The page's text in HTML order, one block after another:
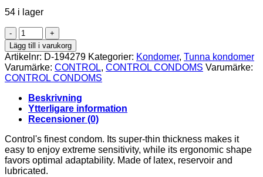
54 i lager
CONTROL
-
FINISSIMO
CONDOMS
12
UNITS
mängd
Lägg till i varukorg
Artikelnr: D-194279 Kategorier: Kondomer, Tunna kondomer
Varumärke: CONTROL, CONTROL CONDOMS Varumärke:
CONTROL CONDOMS
Beskrivning
Ytterligare information
Recensioner (0)
Control's finest condom. Its super-thin thickness makes it
easy to enjoy extreme sensitivity, while its ergonomic shape
favors optimal adaptability. Made of latex, reservoir and
lubricated.